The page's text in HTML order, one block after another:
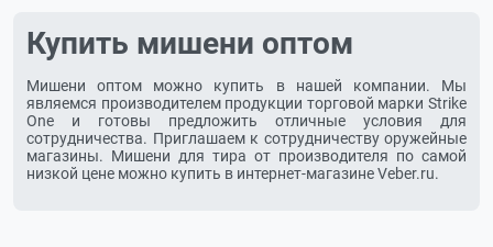
Купить мишени оптом
Мишени оптом можно купить в нашей компании. Мы
являемся производителем продукции торговой марки Strike
One и готовы предложить отличные условия для
сотрудничества. Приглашаем к сотрудничеству оружейные
магазины. Мишени для тира от производителя по самой
низкой цене можно купить в интернет-магазине Veber.ru.